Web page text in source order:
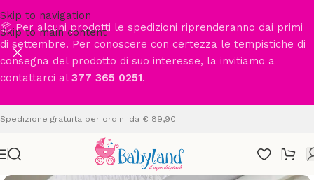
Skip to navigation
Skip to main content
📦 Per alcuni prodotti le spedizioni riprenderanno dai primi
di settembre. Per conoscere con certezza le tempistiche di
consegna del prodotto di suo interesse, la invitiamo a
contattarci al 377 365 0251.
Spedizione gratuita per ordini da € 89,90